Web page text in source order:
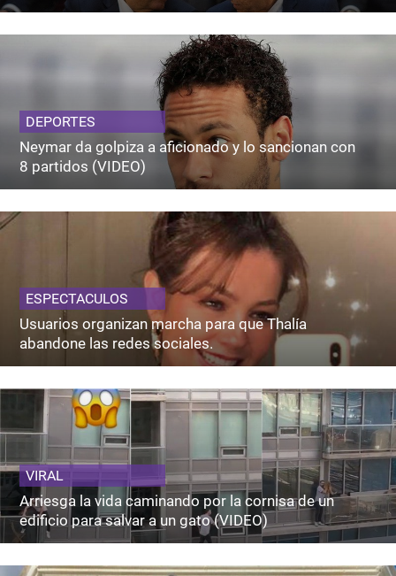
DEPORTES
Neymar da golpiza a aficionado y lo sancionan con
8 partidos (VIDEO)
ESPECTACULOS
Usuarios organizan marcha para que Thalía
abandone las redes sociales.
VIRAL
Arriesga la vida caminando por la cornisa de un
edificio para salvar a un gato (VIDEO)